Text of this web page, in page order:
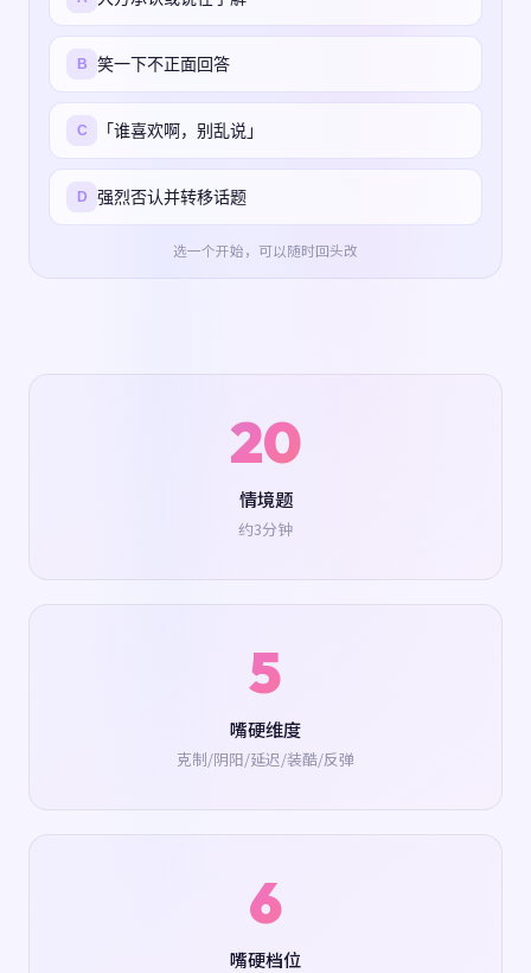
B 笑一下不正面回答
C 「谁喜欢啊，别乱说」
D 强烈否认并转移话题
选一个开始，可以随时回头改
20
情境题
约3分钟
5
嘴硬维度
克制/阴阳/延迟/装酷/反弹
6
嘴硬档位